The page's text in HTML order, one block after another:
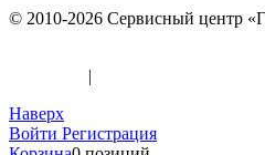
© 2010-2026 Сервисный центр
|
Наверх
Войти Регистрация